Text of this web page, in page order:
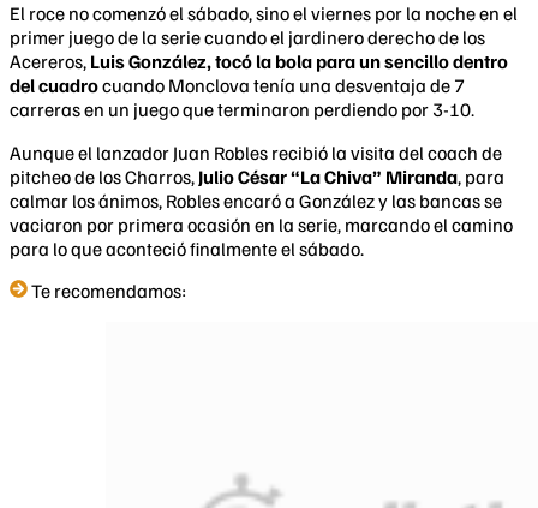
El roce no comenzó el sábado, sino el viernes por la noche en el
primer juego de la serie cuando el jardinero derecho de los
Acereros, Luis González, tocó la bola para un sencillo dentro
del cuadrocuando Monclova tenía una desventaja de 7
carreras en un juego que terminaron perdiendo por 3-10.
Aunque el lanzador Juan Robles recibió la visita del coach de
pitcheo de los Charros, Julio César “La Chiva” Miranda, para
calmar los ánimos, Robles encaró a González y las bancas se
vaciaron por primera ocasión en la serie, marcando el camino
para lo que aconteció finalmente el sábado.
Te recomendamos: